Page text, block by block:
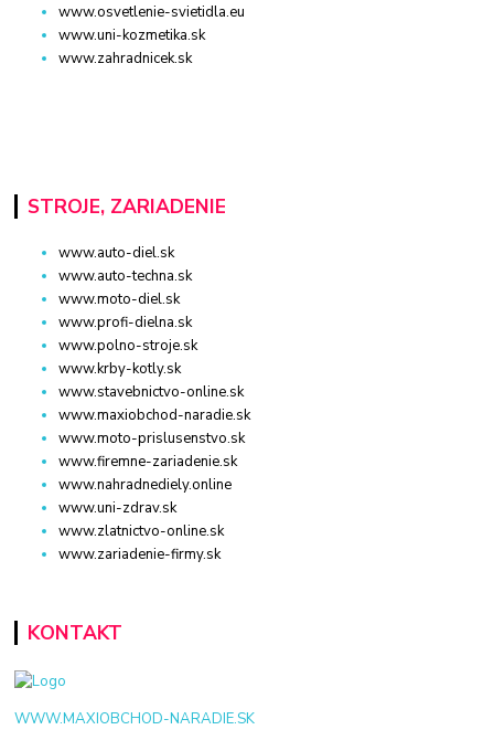
www.osvetlenie-svietidla.eu
www.uni-kozmetika.sk
www.zahradnicek.sk
STROJE, ZARIADENIE
www.auto-diel.sk
www.auto-techna.sk
www.moto-diel.sk
www.profi-dielna.sk
www.polno-stroje.sk
www.krby-kotly.sk
www.stavebnictvo-online.sk
www.maxiobchod-naradie.sk
www.moto-prislusenstvo.sk
www.firemne-zariadenie.sk
www.nahradnediely.online
www.uni-zdrav.sk
www.zlatnictvo-online.sk
www.zariadenie-firmy.sk
KONTAKT
WWW.MAXIOBCHOD-NARADIE.SK